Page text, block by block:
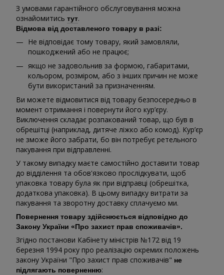
З умовами гарантійного обслуговування можна
ознайомитись тут.
Відмова від доставленого товару в разі:
Не відповідає тому товару, який замовляли,
пошкоджений або не працює;
якщо не задовольнив за формою, габаритами,
кольором, розміром, або з інших причин не може
бути використаний за призначенням.
Ви можете відмовитися від товару безпосередньо в
момент отримання і повернути його кур’єру.
Виключення складає розпакований товар, що був в
обрешітці (наприклад, дитяче ліжко або комод). Кур’єр
не зможе його забрати, бо він потребує ретельного
пакування при відправленні.
У такому випадку маєте самостійно доставити товар
до відділення та обов'язково прослідкувати, щоб
упаковка товару була як при відправці (обрешітка,
додаткова упаковка). В цьому випадку витрати за
пакування та зворотну доставку сплачуємо ми.
Повернення товару здійснюється відповідно до
Закону України «Про захист прав споживачів».
Згідно постанови Кабінету міністрів №172 від 19
березня 1994 року про реалізацію окремих положень
закону України "Про захист прав споживачів" не
підлягають поверненню: